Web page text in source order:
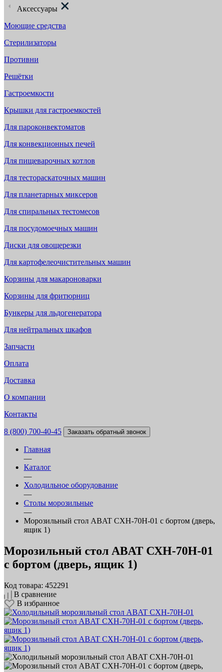
Аксессуары
Моющие средства
Стерилизаторы
Противни
Решётки
Гастроемкости
Крышки для гастроемкостей
Для пароконвектоматов
Для конвекционных печей
Для пищеварочных котлов
Для тестораскаточных машин
Для планетарных миксеров
Для спиральных тестомесов
Для посудомоечных машин
Диски для овощерезки
Для картофелеочистительных машин
Корзины для макароноварки
Корзины для фритюрниц
Бункеры для льдогенератора
Для нейтральных шкафов
Запчасти
Оплата
Доставка
О компании
Контакты
8 (800) 700-40-45 Заказать обратный звонок
Главная
—
Каталог
—
Холодильное оборудование
—
Столы морозильные
—
Морозильный стол ABAT СХН-70Н-01 с бортом (дверь,
ящик 1)
Морозильный стол ABAT СХН-70Н-01
с бортом (дверь, ящик 1)
Код товара: 452291
В сравнение
В избранное